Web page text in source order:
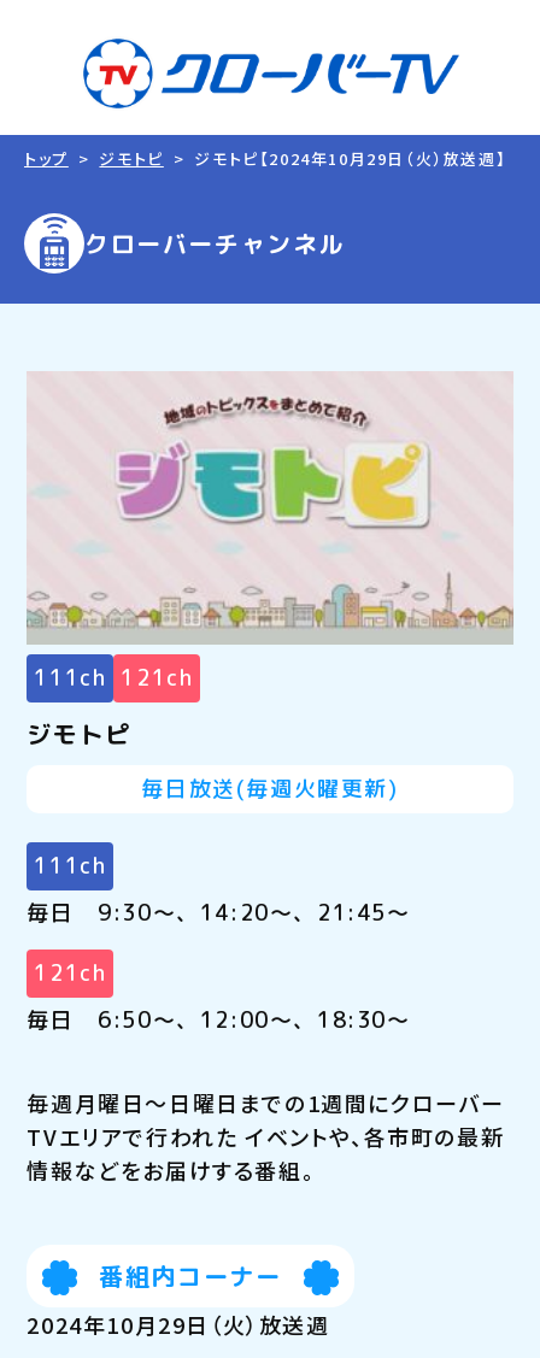
トップ ジモトピ ジモトピ【2024年10月29日（火）放送週】
クローバーチャンネル
111ch 121ch
ジモトピ
毎日放送(毎週火曜更新)
111ch
毎日 9:30～、14:20～、21:45～
121ch
毎日 6:50～、12:00～、18:30～
毎週月曜日～日曜日までの1週間にクローバー
TVエリアで行われた イベントや、各市町の最新
情報などをお届けする番組。
番組内コーナー
2024年10月29日（火）放送週